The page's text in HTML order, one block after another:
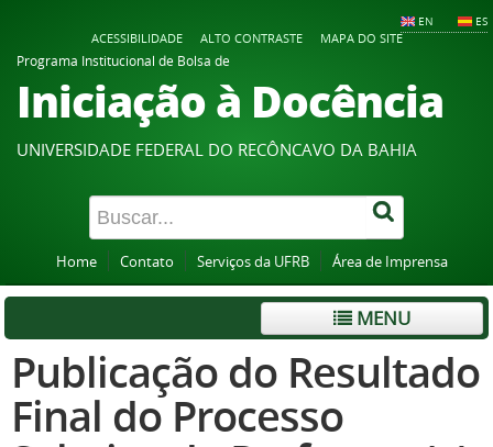
EN ES
ACESSIBILIDADE ALTO CONTRASTE
MAPA DO SITE
Programa Institucional de Bolsa de
Iniciação à Docência
UNIVERSIDADE FEDERAL DO RECÔNCAVO DA BAHIA
Home Contato Serviços da UFRB Área de Imprensa
MENU
Publicação do Resultado
Final do Processo